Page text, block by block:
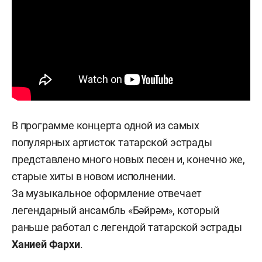
В программе концерта одной из самых
популярных артисток татарской эстрады
представлено много новых песен и, конечно же,
старые хиты в новом исполнении.
За музыкальное оформление отвечает
легендарный ансамбль «Бәйрәм», который
раньше работал с легендой татарской эстрады
Ханией Фархи.